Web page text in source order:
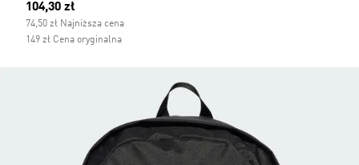
Bieżąca cena
104,30 zł
74,50 zł Najniższa cena
149 zł Cena oryginalna